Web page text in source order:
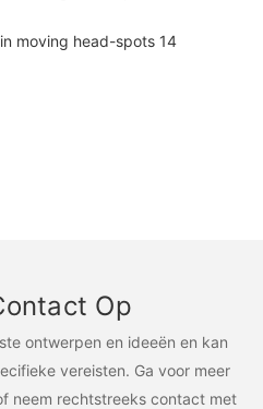
Op
ontwerpen en ideeën en kan
vereisten. Ga voor meer
neem rechtstreeks contact met